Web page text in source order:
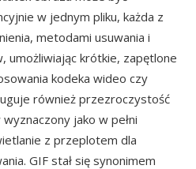
w jednym pliku, każda z
metodami usuwania i
umożliwiając krótkie, zapętlone
kodeka wideo czy
również przezroczystość
jako w pełni
z przeplotem dla
GIF stał się synonimem